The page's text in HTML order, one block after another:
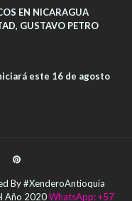
EN NICARAGUA
GUSTAVO PETRO
este 16 de agosto
By #XenderoAntioquia
Año 2020WhatsApp: +57